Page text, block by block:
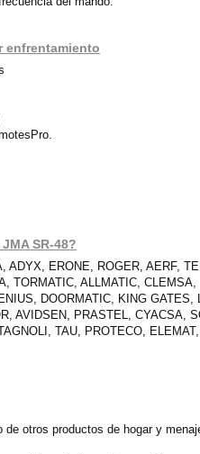
enfrentamiento
SR-48?
ADYX, ERONE, ROGER, AERF,
TORMATIC, ALLMATIC,
DOORMATIC, KING
AVIDSEN, PRASTEL, CYACSA,
TAU, PROTECO,
otros productos de hogar y